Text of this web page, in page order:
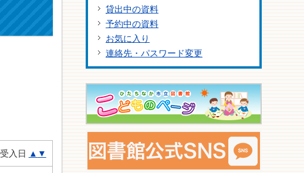
受入日 ▲ ▼
貸出中の資料
予約中の資料
お気に入り
連絡先・パスワード変更